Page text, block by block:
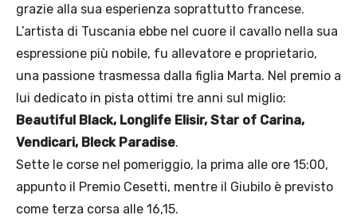
grazie alla sua esperienza soprattutto francese.
L’artista di Tuscania ebbe nel cuore il cavallo nella sua
espressione più nobile, fu allevatore e proprietario,
una passione trasmessa dalla figlia Marta. Nel premio a
lui dedicato in pista ottimi tre anni sul miglio:
Beautiful Black, Longlife Elisir, Star of Carina,
Vendicari, Bleck Paradise.
Sette le corse nel pomeriggio, la prima alle ore 15:00,
appunto il Premio Cesetti, mentre il Giubilo è previsto
come terza corsa alle 16,15.